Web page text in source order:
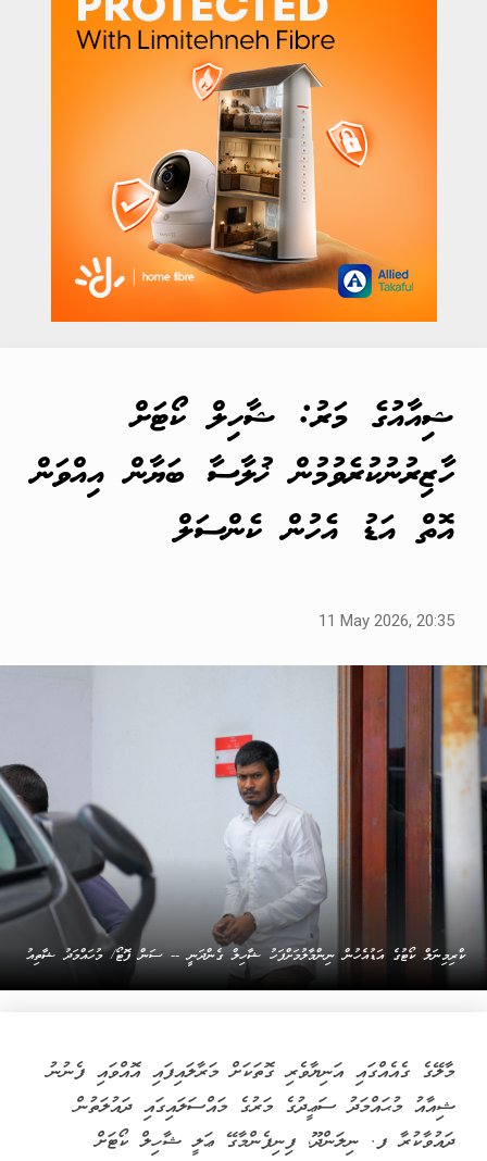
ޝިއާއުގެ މަރު: ޝާހިލް ކޯޓަށް
ހާޒިރުނުކުރެވުމުން ޚުލާސާ ބަޔާން އިއްވަން
އޮތް އަޑު އެހުން ކެންސަލް
11 May 2026, 20:35
ކްރިމިނަލް ކޯޓުގެ އަޑުއެހުން ނިންމާލުމަށްފަހު ޝާހިލް ގެންދަނީ -- ސަން ފޮޓޯ/ މުހައްމަދު ޝާތިއު
މާލޭގެ ގެއެއްގައި އަނިޔާވެރި ގޮތަކަށް މަރާލައިފައި އޮއްވައި ފެނުނު
ޝިއާއު މުޙައްމަދު ސަޢީދުގެ މަރުގެ މައްސަލައިގައި ދައުލަތުން
ދައުވާކުރާ ފ. ނިލަންދޫ، ފިނިފެންމާގޭ ޢަލީ ޝާހިލް ކޯޓަށް